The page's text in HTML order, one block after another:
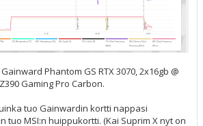
Phantom GS RTX 3070, 2x16gb @
Gaming Pro Carbon.
tuo Gainwardin kortti nappasi
tuo MSI:n huippukortti. (Kai Suprim X nyt on